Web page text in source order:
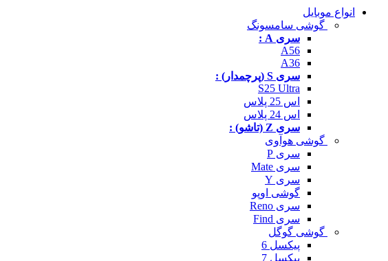
انواع موبایل
گوشی سامسونگ
سری A :
A56
A36
سری S (پرچمدار) :
S25 Ultra
اس 25 پلاس
اس 24 پلاس
سری Z (تاشو) :
گوشی هوآوی
سری P
سری Mate
سری Y
گوشی اوپو
سری Reno
سری Find
گوشی گوگل
پیکسل 6
پیکسل 7